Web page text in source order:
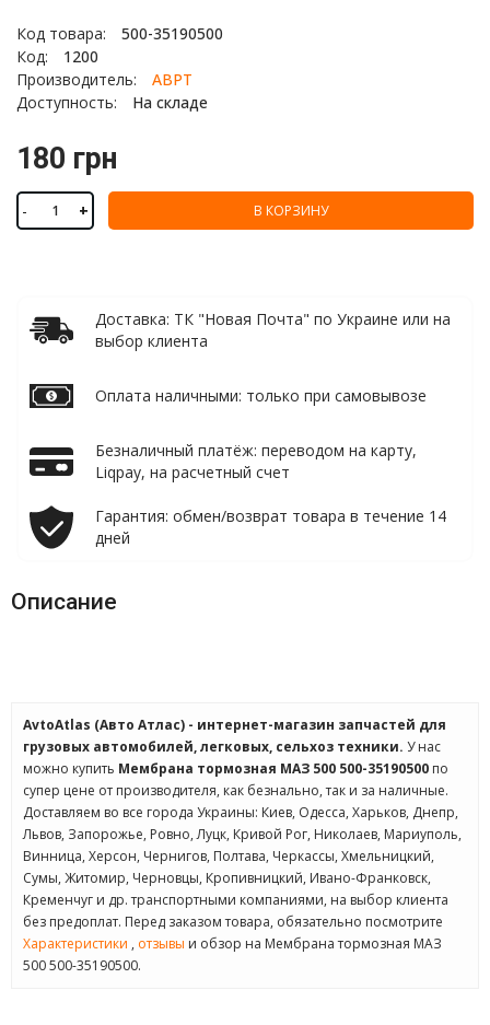
Код товара:
500-35190500
Код:
1200
Производитель:
АВРТ
Доступность:
На складе
180 грн
- + В КОРЗИНУ
Доставка: ТК "Новая Почта" по Украине или на
выбор клиента
Оплата наличными: только при самовывозе
Безналичный платёж: переводом на карту,
Liqpay, на расчетный счет
Гарантия: обмен/возврат товара в течение 14
дней
Описание
AvtoAtlas (Авто Атлас) - интернет-магазин запчастей для
грузовых автомобилей, легковых, сельхоз техники. У нас
можно купить Мембрана тормозная МАЗ 500 500-35190500 по
супер цене от производителя, как безнально, так и за наличные.
Доставляем во все города Украины: Киев, Одесса, Харьков, Днепр,
Львов, Запорожье, Ровно, Луцк, Кривой Рог, Николаев, Мариуполь,
Винница, Херсон, Чернигов, Полтава, Черкассы, Хмельницкий,
Сумы, Житомир, Черновцы, Кропивницкий, Ивано-Франковск,
Кременчуг и др. транспортными компаниями, на выбор клиента
без предоплат. Перед заказом товара, обязательно посмотрите
Характеристики , отзывы и обзор на Мембрана тормозная МАЗ
500 500-35190500.